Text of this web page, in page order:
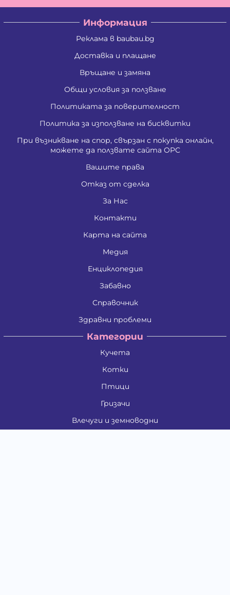
Информация
Реклама в baubau.bg
Доставка и плащане
Връщане и замяна
Общи условия за ползване
Политиката за поверителност
Политика за използване на бисквитки
При възникване на спор, свързан с покупка онлайн,
можете да ползвате сайта ОРС
Вашите права
Отказ от сделка
За Нас
Контакти
Карта на сайта
Медия
Енциклопедия
Забавно
Справочник
Здравни проблеми
Категории
Кучета
Котки
Птици
Гризачи
Влечуги и земноводни